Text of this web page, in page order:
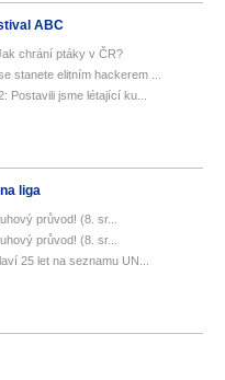
ABC
chrání ptáky v ČR?
stanete elitním hackerem ...
Postavili jsme létající ku...
liga
průvod! (8. sr...
průvod! (8. sr...
25 let na seznamu UN...